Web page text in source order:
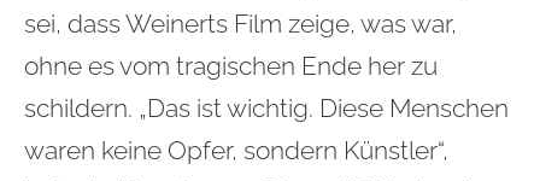
sei, dass Weinerts Film zeige, was war,
ohne es vom tragischen Ende her zu
schildern. „Das ist wichtig. Diese Menschen
waren keine Opfer, sondern Künstler“,